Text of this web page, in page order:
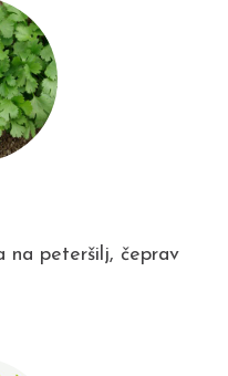
na peteršilj, čeprav